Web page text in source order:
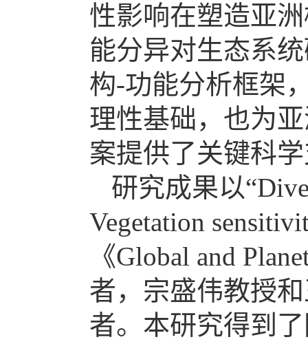
性影响在塑造亚
能分异对生态系
构-功能分析框架
理性基础，也为
案提供了关键科
研究成果以
Vegetation
《Global and
者，宗盛伟教授
者。本研究得到